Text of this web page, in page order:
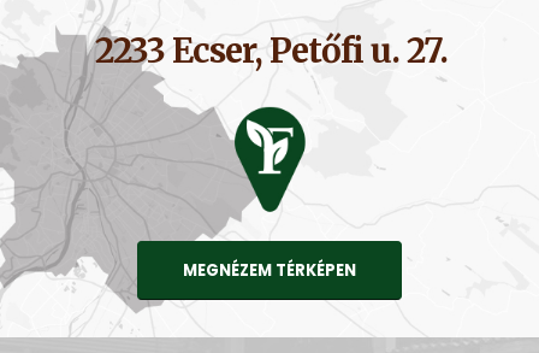
2233 Ecser, Petőfi u. 27.
MEGNÉZEM TÉRKÉPEN